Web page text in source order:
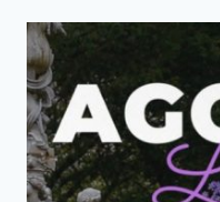
II
ENCONTRO
DE
POLÍTICAS
PÚBLICAS
PARA
MULHERES